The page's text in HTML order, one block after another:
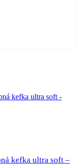
kefka ultra soft –